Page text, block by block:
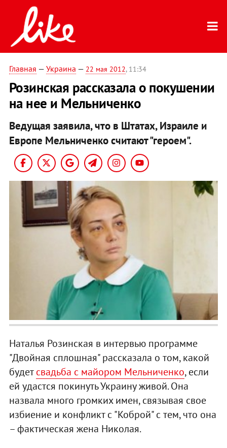
Главная — Украина — 22 мая 2012, 11:34
Розинская рассказала о покушении
на нее и Мельниченко
Ведущая заявила, что в Штатах, Израиле и
Европе Мельниченко считают "героем".
Наталья Розинская в интервью программе
"Двойная сплошная" рассказала о том, какой
будетсвадьба с майором Мельниченко, если
ей удастся покинуть Украину живой. Она
назвала много громких имен, связывая свое
избиение и конфликт с "Коброй" с тем, что она
– фактическая жена Николая.